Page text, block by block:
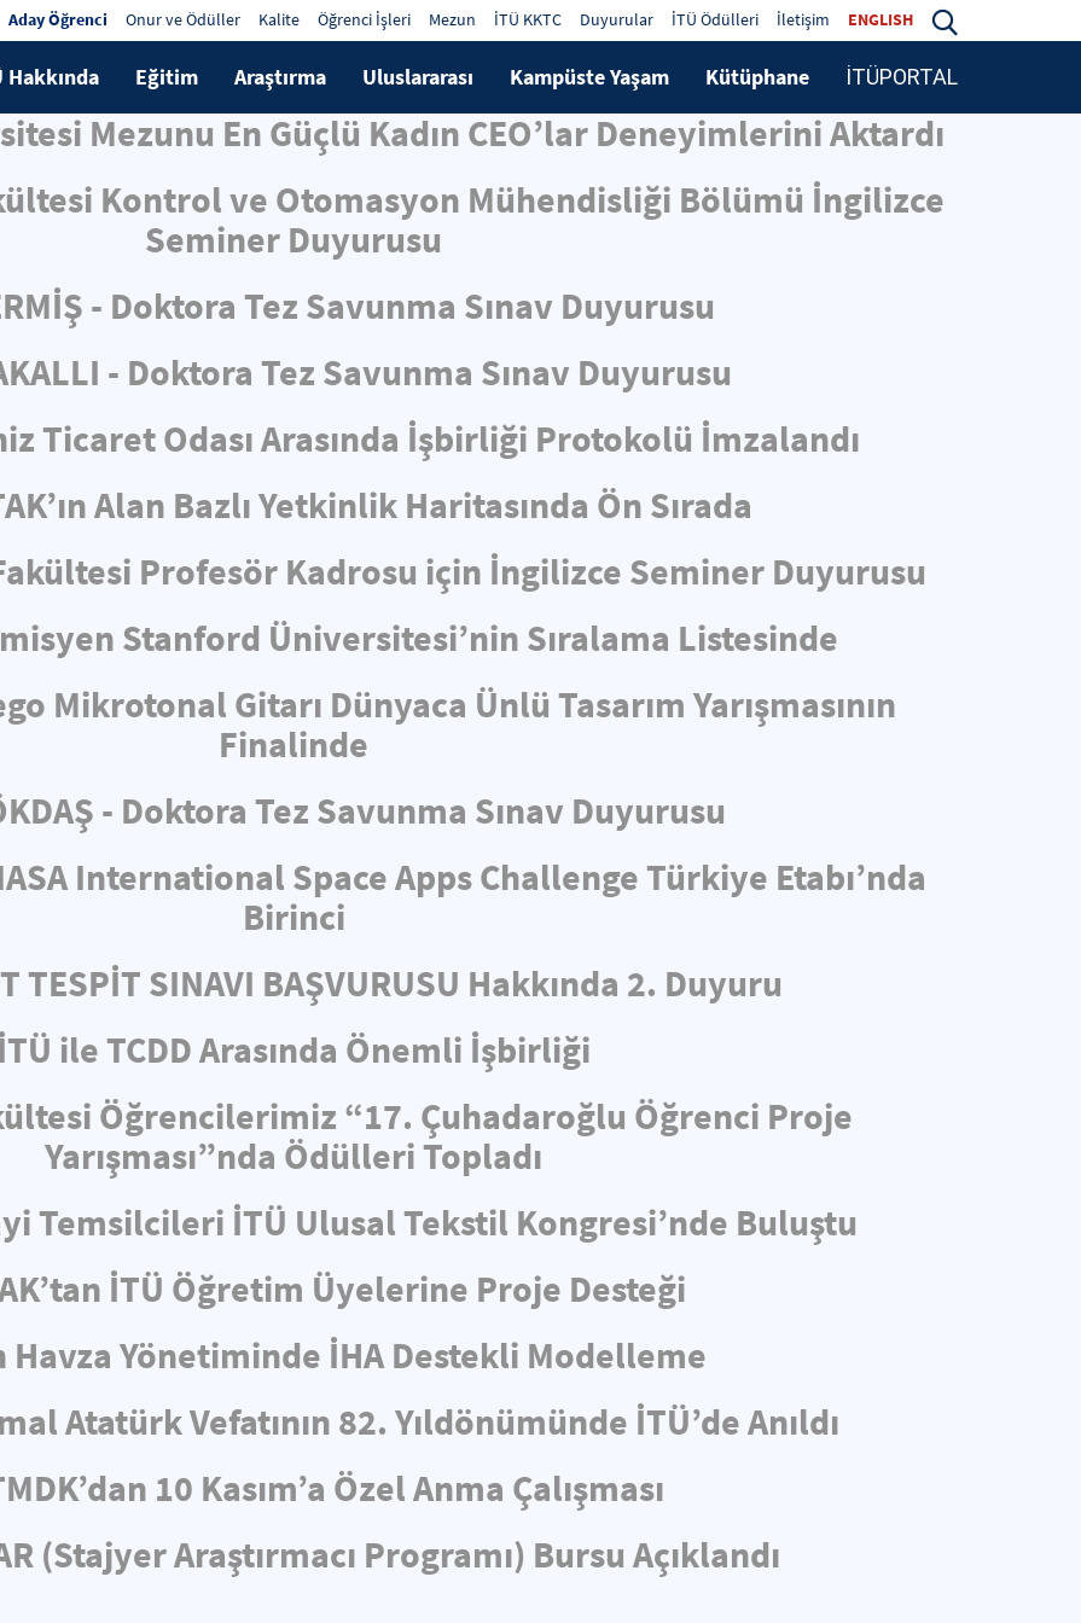
Aday Öğrenci Onur ve Ödüller Kalite Öğrenci İşleri Mezun İTÜ KKTC Duyurular İTÜ Ödülleri İletişim ENGLISH
Hakkında Eğitim Araştırma Uluslararası Kampüste Yaşam Kütüphane İTÜPORTAL
Mezunu En Güçlü Kadın CEO’lar Deneyimlerini Aktardı
Kontrol ve Otomasyon Mühendisliği Bölümü İngilizce
Seminer Duyurusu
- Doktora Tez Savunma Sınav Duyurusu
- Doktora Tez Savunma Sınav Duyurusu
Ticaret Odası Arasında İşbirliği Protokolü İmzalandı
Alan Bazlı Yetkinlik Haritasında Ön Sırada
Profesör Kadrosu için İngilizce Seminer Duyurusu
Stanford Üniversitesi’nin Sıralama Listesinde
Mikrotonal Gitarı Dünyaca Ünlü Tasarım Yarışmasının
Finalinde
- Doktora Tez Savunma Sınav Duyurusu
International Space Apps Challenge Türkiye Etabı’nda
Birinci
TESPİT SINAVI BAŞVURUSU Hakkında 2. Duyuru
İTÜ ile TCDD Arasında Önemli İşbirliği
Öğrencilerimiz “17. Çuhadaroğlu Öğrenci Proje
Yarışması”nda Ödülleri Topladı
Temsilcileri İTÜ Ulusal Tekstil Kongresi’nde Buluştu
İTÜ Öğretim Üyelerine Proje Desteği
Havza Yönetiminde İHA Destekli Modelleme
Atatürk Vefatının 82. Yıldönümünde İTÜ’de Anıldı
10 Kasım’a Özel Anma Çalışması
(Stajyer Araştırmacı Programı) Bursu Açıklandı